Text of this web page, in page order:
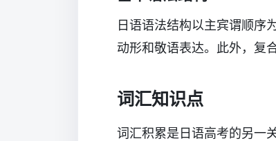
日语语法结构以主宾谓顺序
动形和敬语表达。此外，复
词汇知识点
词汇积累是日语高考的另一